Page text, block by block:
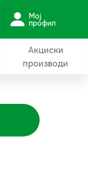
Мој
профил
Акциски
производи